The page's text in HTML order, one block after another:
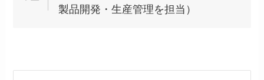
製品開発・生産管理を担当）